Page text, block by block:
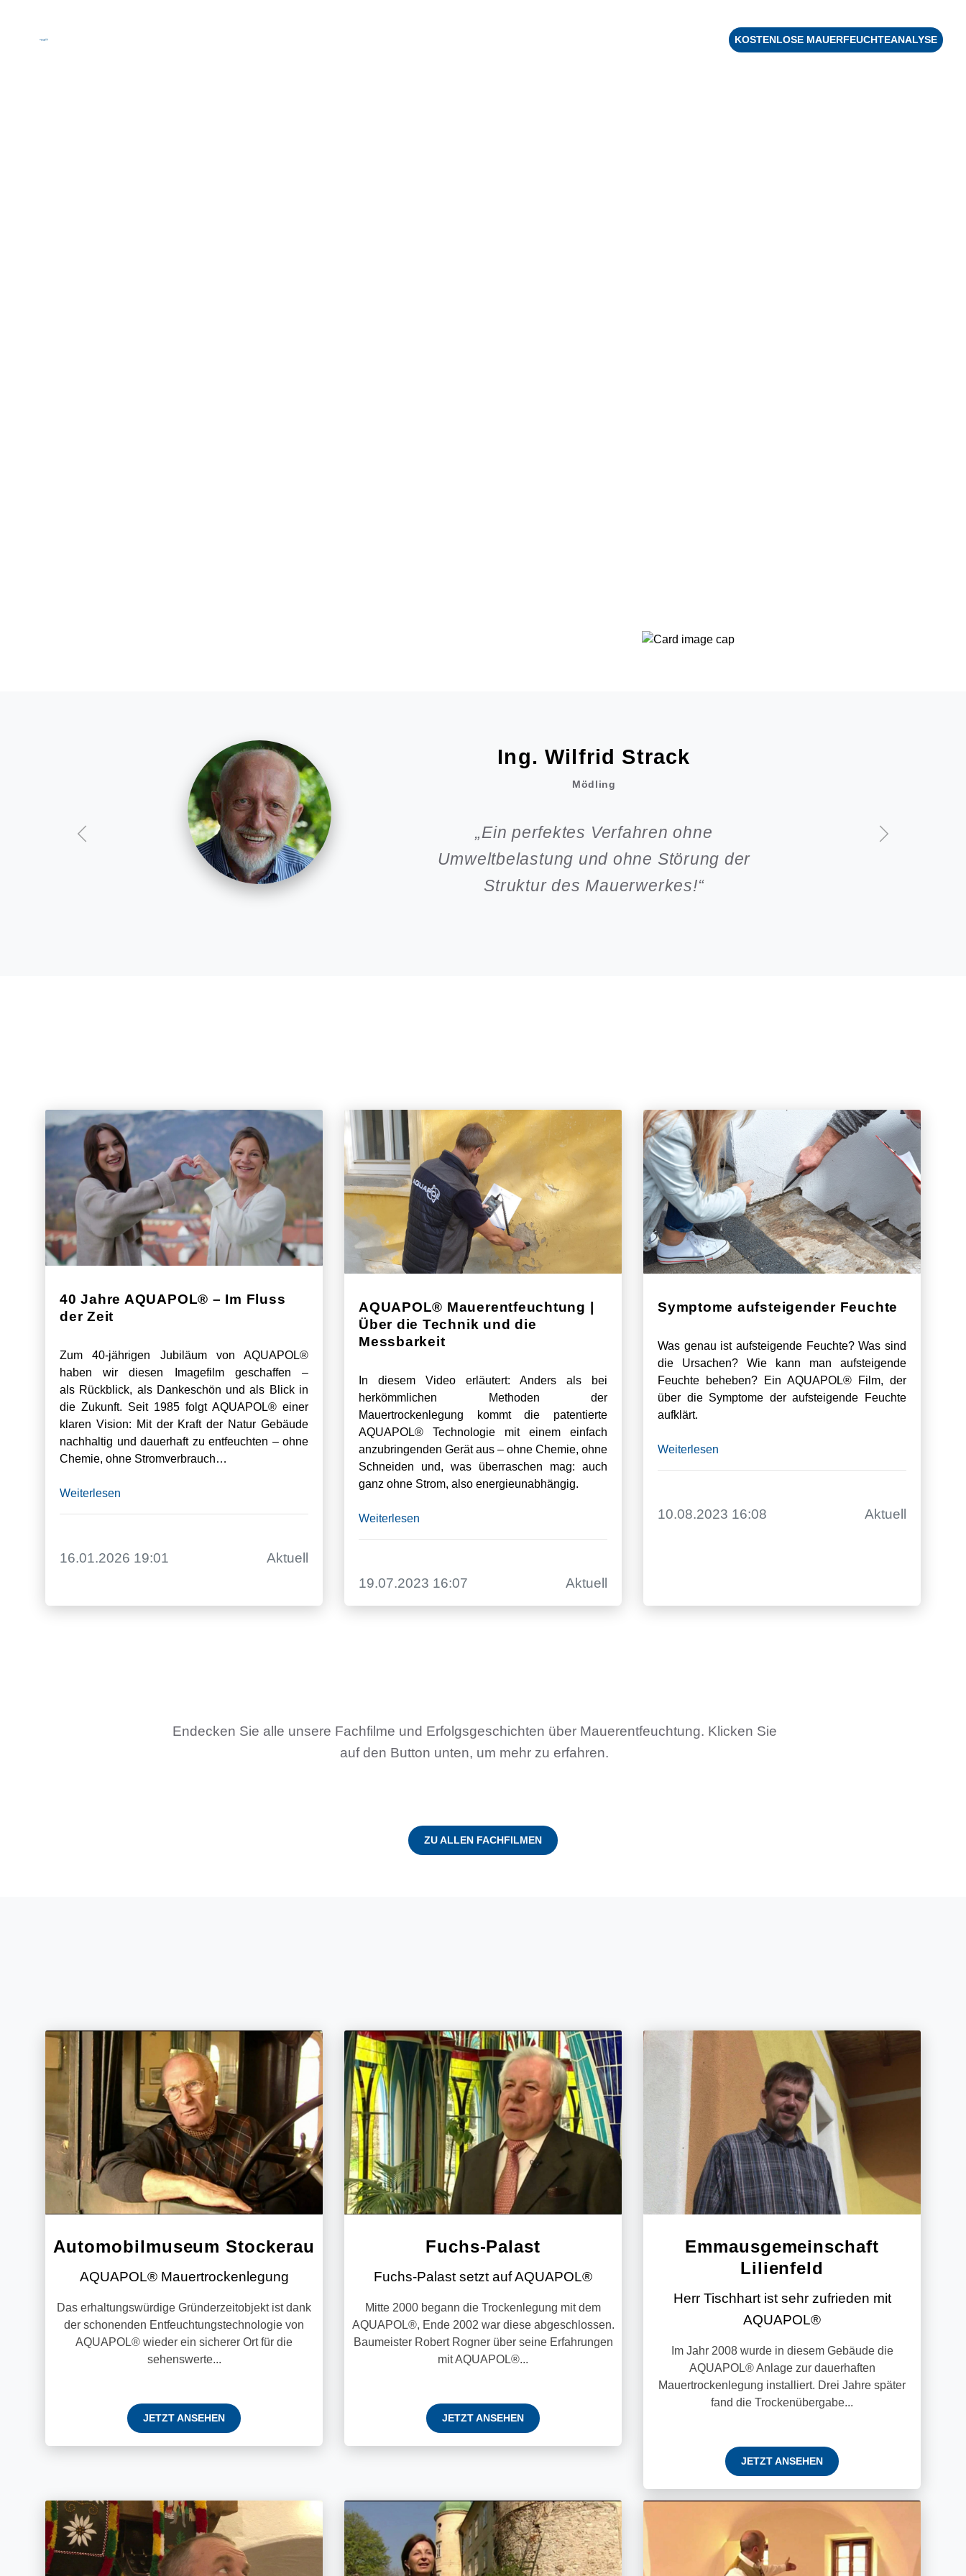
KOSTENLOSE MAUERFEUCHTEANALYSE
Helmut Förster
Bad Vöslau
„Meine Villa ist seit über 30 Jahren trocken!“
40 Jahre AQUAPOL® – Im Fluss
der Zeit
Zum 40-jährigen Jubiläum von AQUAPOL®
haben wir diesen Imagefilm geschaffen –
als Rückblick, als Dankeschön und als Blick in
die Zukunft. Seit 1985 folgt AQUAPOL® einer
klaren Vision: Mit der Kraft der Natur Gebäude
nachhaltig und dauerhaft zu entfeuchten – ohne
Chemie, ohne Stromverbrauch…
Weiterlesen
16.01.2026 19:01 Aktuell
AQUAPOL® Mauerentfeuchtung |
Über die Technik und die
Messbarkeit
In diesem Video erläutert: Anders als bei
herkömmlichen Methoden der
Mauertrockenlegung kommt die patentierte
AQUAPOL® Technologie mit einem einfach
anzubringenden Gerät aus – ohne Chemie, ohne
Schneiden und, was überraschen mag: auch
ganz ohne Strom, also energieunabhängig.
Weiterlesen
19.07.2023 16:07 Aktuell
Symptome aufsteigender Feuchte
Was genau ist aufsteigende Feuchte? Was sind
die Ursachen? Wie kann man aufsteigende
Feuchte beheben? Ein AQUAPOL® Film, der
über die Symptome der aufsteigende Feuchte
aufklärt.
Weiterlesen
10.08.2023 16:08 Aktuell
Endecken Sie alle unsere Fachfilme und Erfolgsgeschichten über Mauerentfeuchtung. Klicken Sie
auf den Button unten, um mehr zu erfahren.
ZU ALLEN FACHFILMEN
Automobilmuseum Stockerau
AQUAPOL® Mauertrockenlegung
Das erhaltungswürdige Gründerzeitobjekt ist dank
der schonenden Entfeuchtungstechnologie von
AQUAPOL® wieder ein sicherer Ort für die
sehenswerte...
JETZT ANSEHEN
Fuchs-Palast
Fuchs-Palast setzt auf AQUAPOL®
Mitte 2000 begann die Trockenlegung mit dem
AQUAPOL®, Ende 2002 war diese abgeschlossen.
Baumeister Robert Rogner über seine Erfahrungen
mit AQUAPOL®...
JETZT ANSEHEN
Emmausgemeinschaft
Lilienfeld
Herr Tischhart ist sehr zufrieden mit
AQUAPOL®
Im Jahr 2008 wurde in diesem Gebäude die
AQUAPOL® Anlage zur dauerhaften
Mauertrockenlegung installiert. Drei Jahre später
fand die Trockenübergabe...
JETZT ANSEHEN